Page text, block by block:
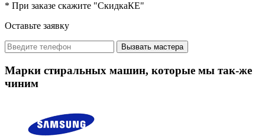
* При заказе скажите "СкидкаКЕ"
Оставьте заявку
Вызвать мастера
Марки стиральных машин, которые мы так-же
чиним